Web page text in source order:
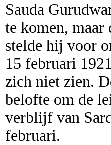
Sauda
te komen, maar
stelde hij voor
15 februari
zich niet zien.
belofte om de
verblijf van
februari.